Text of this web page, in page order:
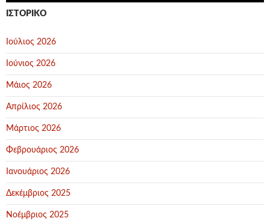
ΙΣΤΟΡΙΚΌ
Ιούλιος 2026
Ιούνιος 2026
Μάιος 2026
Απρίλιος 2026
Μάρτιος 2026
Φεβρουάριος 2026
Ιανουάριος 2026
Δεκέμβριος 2025
Νοέμβριος 2025